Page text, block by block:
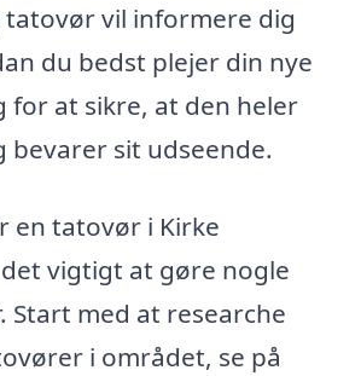
vil informere dig
du bedst plejer din nye
for at sikre, at den heler
bevarer sit udseende.
en tatovør i Kirke
vigtigt at gøre nogle
Start med at researche
i området, se på